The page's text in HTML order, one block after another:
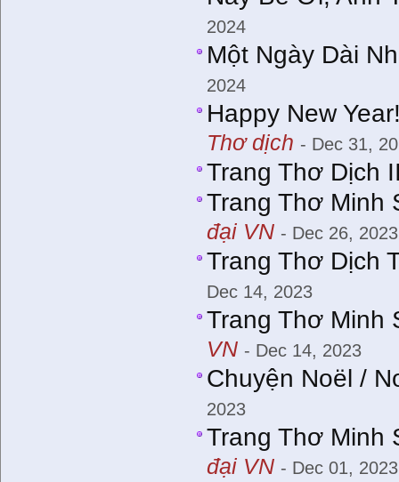
2024
Một Ngày Dài
2024
Happy New
Thơ dịch - Dec 31,
Trang Thơ Dịch
Trang Thơ Minh
đại VN - Dec 26, 2023
Trang Thơ Dịch
Dec 14, 2023
Trang Thơ Minh
VN - Dec 14, 2023
Chuyện Noël /
2023
Trang Thơ Minh
đại VN - Dec 01, 2023